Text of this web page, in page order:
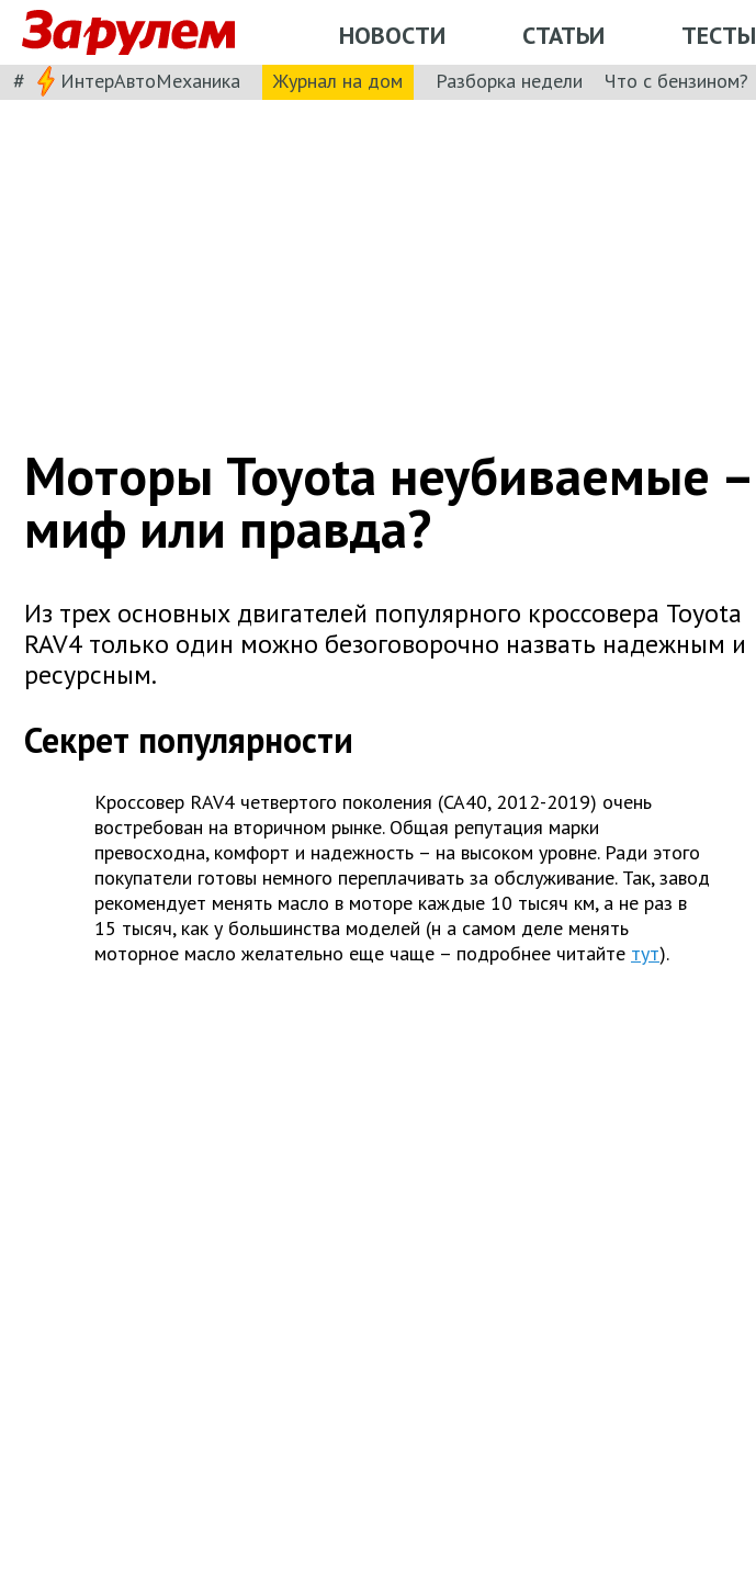
НОВОСТИ СТАТЬИ ТЕСТЫ
# ИнтерАвтоМеханика Журнал на дом Разборка недели Что с бензином?
Моторы Toyota неубиваемые –
миф или правда?
Из трех основных двигателей популярного кроссовера Toyota
RAV4 только один можно безоговорочно назвать надежным и
ресурсным.
Секрет популярности
Кроссовер RAV4 четвертого поколения (СА40, 2012-2019) очень
востребован на вторичном рынке. Общая репутация марки
превосходна, комфорт и надежность – на высоком уровне. Ради этого
покупатели готовы немного переплачивать за обслуживание. Так, завод
рекомендует менять масло в моторе каждые 10 тысяч км, а не раз в
15 тысяч, как у большинства моделей (н а самом деле менять
моторное масло желательно еще чаще – подробнее читайте тут).